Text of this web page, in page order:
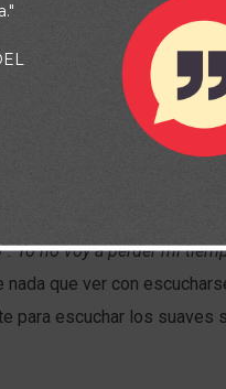
en una lucha constante?
Yo no voy a perder mi
que ver con
para escuchar los suaves